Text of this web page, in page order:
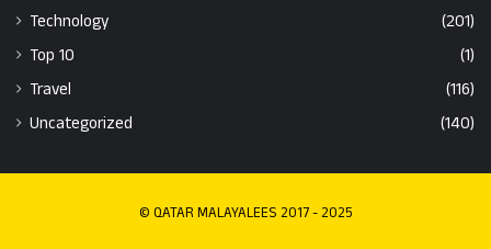
Technology
(201)
Top 10
(1)
Travel
(116)
Uncategorized
(140)
© QATAR MALAYALEES 2017 - 2025